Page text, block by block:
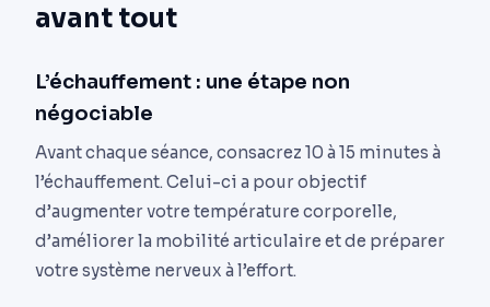
avant tout
L’échauffement : une étape non
négociable
Avant chaque séance, consacrez 10 à 15 minutes à
l’échauffement. Celui-ci a pour objectif
d’augmenter votre température corporelle,
d’améliorer la mobilité articulaire et de préparer
votre système nerveux à l’effort.